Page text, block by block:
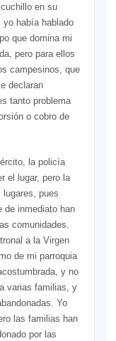
en su
había hablado
que domina mi
pero para ellos
campesinos, que
declaran
tanto problema
o cobro de
la policía
el lugar, pero la
lugares, pues
de inmediato han
comunidades.
a la Virgen
de mi parroquia
y no
varias familias, y
Yo
las familias han
por las